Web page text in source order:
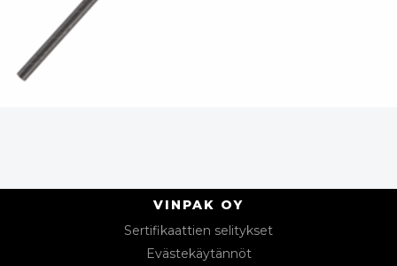
VINPAK OY
Sertifikaattien selitykset
Evästekäytännöt